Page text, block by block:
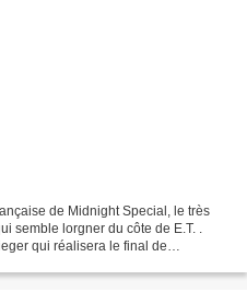
de Midnight Special, le très
semble lorgner du côte de E.T. .
qui réalisera le final de